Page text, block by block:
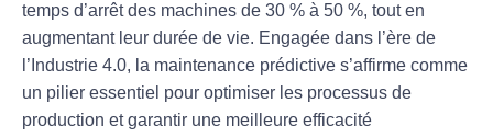
temps d’arrêt des machines de 30 % à 50 %, tout en
augmentant leur durée de vie. Engagée dans l’ère de
l’ Industrie 4.0, la maintenance prédictive s’affirme comme
un pilier essentiel pour optimiser les processus de
production et garantir une meilleure efficacité